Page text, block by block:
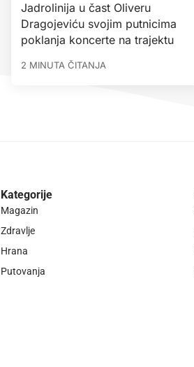
Jadrolinija u čast Oliveru
Dragojeviću svojim putnicima
poklanja koncerte na trajektu
2 MINUTA ČITANJA
Kategorije
Magazin
Zdravlje
Hrana
Putovanja